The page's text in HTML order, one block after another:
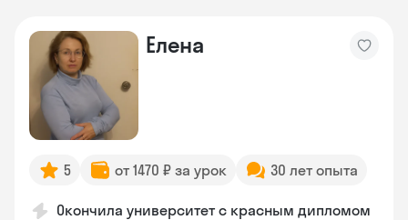
Елена
5 от 1470 ₽ за урок 30 лет опыта
Окончила университет с красным дипломом